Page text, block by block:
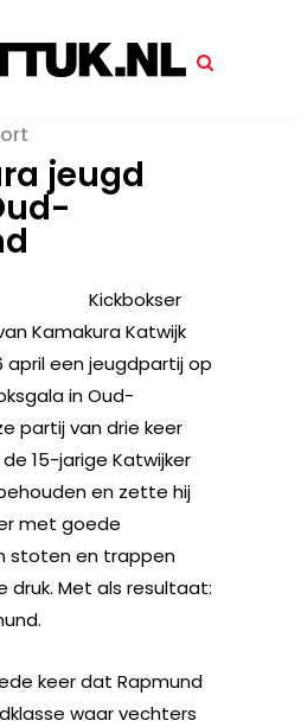
jeugd
Kickbokser
Kamakura Katwijk
april een jeugdpartij op
in Oud-
partij van drie keer
15-jarige Katwijker
en zette hij
met goede
stoten en trappen
druk. Met als resultaat:
keer dat Rapmund
waar vechters